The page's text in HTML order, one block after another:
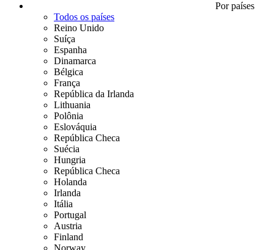
Por países
Todos os países
Reino Unido
Suíça
Espanha
Dinamarca
Bélgica
França
República da Irlanda
Lithuania
Polônia
Eslováquia
República Checa
Suécia
Hungria
República Checa
Holanda
Irlanda
Itália
Portugal
Austria
Finland
Norway